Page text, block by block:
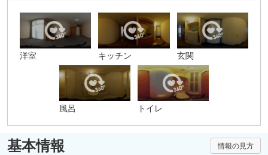
洋室 キッチン 玄関
風呂 トイレ
基本情報 情報の見方